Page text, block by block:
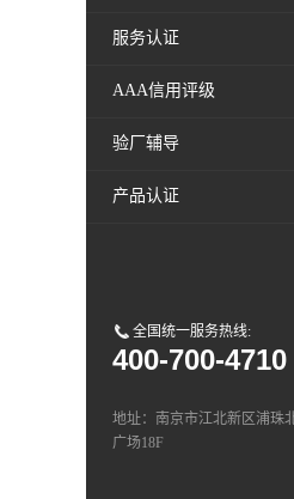
服务认证
AAA信用评级
验厂辅导
产品认证
全国统一服务热线:
400-700-4710
地址：南京市江北新区浦珠
广场18F